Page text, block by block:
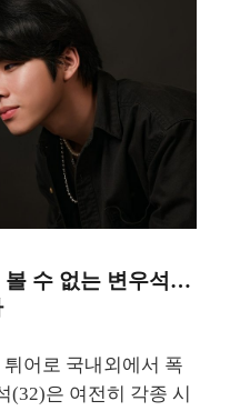
볼 수 없는 변우석…
어로 국내외에서 폭
(32)은 여전히 각종 시